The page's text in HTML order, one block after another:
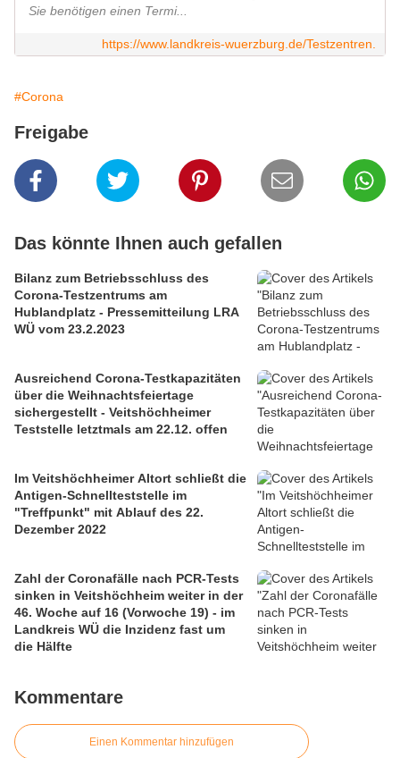
Sie benötigen einen Termi...
https://www.landkreis-wuerzburg.de/Testzentren.
#Corona
Freigabe
Das könnte Ihnen auch gefallen
Bilanz zum Betriebsschluss des
Corona-Testzentrums am
Hublandplatz - Pressemitteilung LRA
WÜ vom 23.2.2023
Ausreichend Corona-Testkapazitäten
über die Weihnachtsfeiertage
sichergestellt - Veitshöchheimer
Teststelle letztmals am 22.12. offen
Im Veitshöchheimer Altort schließt die
Antigen-Schnellteststelle im
"Treffpunkt" mit Ablauf des 22.
Dezember 2022
Zahl der Coronafälle nach PCR-Tests
sinken in Veitshöchheim weiter in der
46. Woche auf 16 (Vorwoche 19) - im
Landkreis WÜ die Inzidenz fast um
die Hälfte
Kommentare
Einen Kommentar hinzufügen